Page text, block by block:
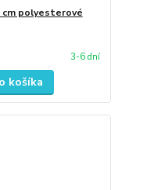
cm polyesterové
3-6 dní
košíka